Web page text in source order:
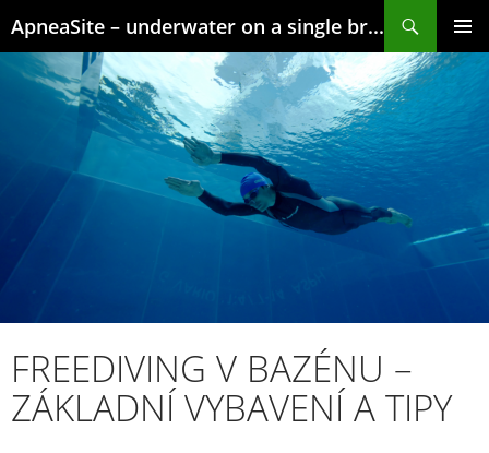
to
content
ApneaSite – underwater on a single breath
FREEDIVING V BAZÉNU –
ZÁKLADNÍ VYBAVENÍ A TIPY